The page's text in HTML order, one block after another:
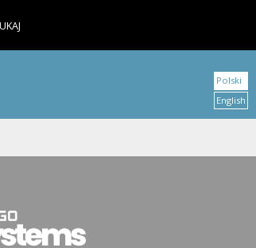
Polski
English